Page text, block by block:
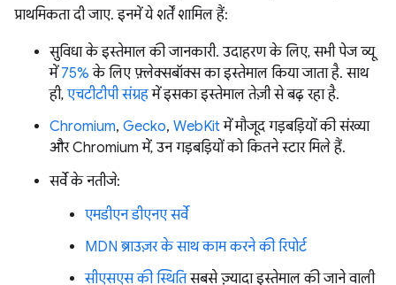
प्राथमिकता दी जाए. इनमें ये शर्तें शामिल हैं:
सुविधा के इस्तेमाल की जानकारी. उदाहरण के लिए, सभी पेज व्यू
में 75% के लिए फ़्लेक्सबॉक्स का इस्तेमाल किया जाता है. साथ
ही, एचटीटीपी संग्रहमें इसका इस्तेमाल तेज़ी से बढ़ रहा है.
Chromium, Gecko, WebKitमें मौजूद गड़बड़ियों की संख्या
और Chromium में, उन गड़बड़ियों को कितने स्टार मिले हैं.
सर्वे के नतीजे:
एमडीएन डीएनए सर्वे
MDN ब्राउज़र के साथ काम करने की रिपोर्ट
सीएसएस की स्थितिसबसे ज़्यादा इस्तेमाल की जाने वाली